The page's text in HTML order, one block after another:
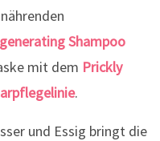
Shampoo
mit dem Prickly
.
und Essig bringt die